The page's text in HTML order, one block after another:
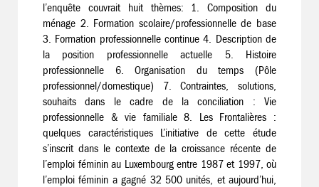
l’enquête couvrait huit thèmes: 1. Composition du
ménage 2. Formation scolaire/professionnelle de base
3. Formation professionnelle continue 4. Description de
la position professionnelle actuelle 5. Histoire
professionnelle 6. Organisation du temps (Pôle
professionnel/domestique) 7. Contraintes, solutions,
souhaits dans le cadre de la conciliation : Vie
professionnelle & vie familiale 8. Les Frontalières :
quelques caractéristiques L’initiative de cette étude
s’inscrit dans le contexte de la croissance récente de
l’emploi féminin au Luxembourg entre 1987 et 1997, où
l’emploi féminin a gagné 32 500 unités, et aujourd’hui,